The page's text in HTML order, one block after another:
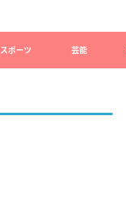
スポーツ 芸能